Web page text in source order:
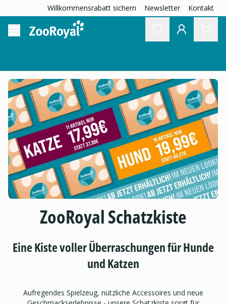
Willkommensrabatt sichern Newsletter Kontakt
ZooRoyal Schatzkiste
Eine Kiste voller Überraschungen für Hunde
und Katzen
Aufregendes Spielzeug, nützliche Accessoires und neue